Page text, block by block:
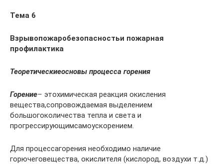
Тема 6
Взрывопожаробезопасностьи пожарная
профилактика
Теоретическиеосновы процесса горения
Горение– этохимическая реакция окисления
вещества,сопровождаемая выделением
большогоколичества тепла и света и
прогрессирующимсамоускорением.
Для процессагорения необходимо наличие
горючеговещества, окислителя (кислород, воздухи т.д.)